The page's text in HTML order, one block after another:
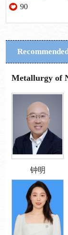
90
Metallurgy of
钟明